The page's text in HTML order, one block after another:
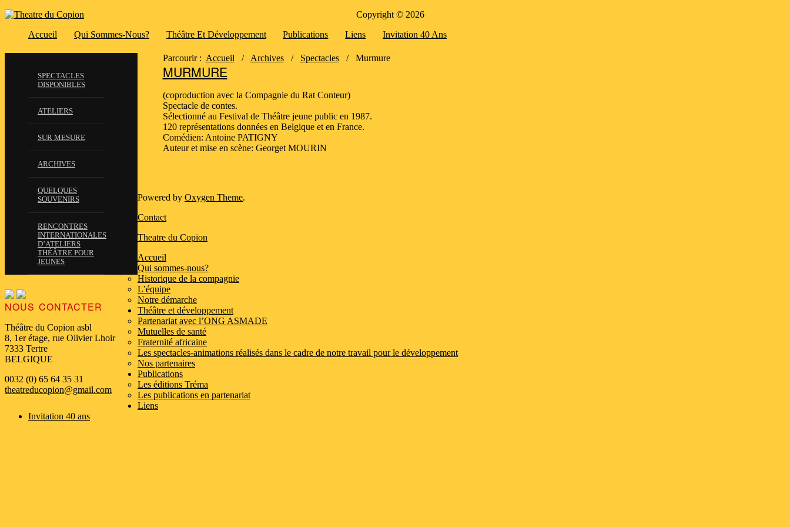
Accueil Qui Sommes-Nous? Théâtre Et Développement Publications Liens Invitation 40 Ans
SPECTACLES
DISPONIBLES
ATELIERS
SUR MESURE
ARCHIVES
QUELQUES
SOUVENIRS
RENCONTRES
INTERNATIONALES
D’ATELIERS
THÉÂTRE POUR
JEUNES
NOUS CONTACTER
Théâtre du Copion asbl
8, 1er étage, rue Olivier Lhoir
7333 Tertre
BELGIQUE
0032 (0) 65 64 35 31
theatreducopion@gmail.com
Parcourir : Accueil / Archives / Spectacles / Murmure
MURMURE
(coproduction avec la Compagnie du Rat Conteur)
Spectacle de contes.
Sélectionné au Festival de Théâtre jeune public en 1987.
120 représentations données en Belgique et en France.
Comédien: Antoine PATIGNY
Auteur et mise en scène: Georget MOURIN
Copyright © 2026
Powered byOxygen Theme.
Contact
Theatre du Copion
Accueil
Qui sommes-nous?
Historique de la compagnie
L’équipe
Notre démarche
Théâtre et développement
Partenariat avec l’ONG ASMADE
Mutuelles de santé
Fraternité africaine
Les spectacles-animations réalisés dans le cadre de notre travail pour le développement
Nos partenaires
Publications
Les éditions Tréma
Les publications en partenariat
Liens
Invitation 40 ans